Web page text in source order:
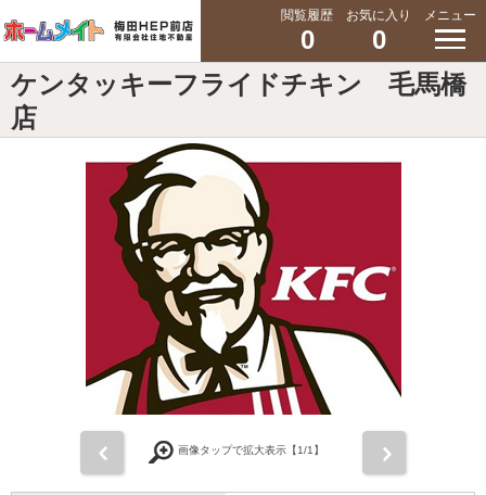
閲覧履歴
0
お気に入り
0
メニュー
ケンタッキーフライドチキン 毛馬橋
店
画像タップで拡大表示【1/1】